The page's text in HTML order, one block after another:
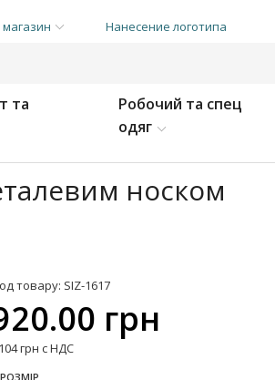
Нанесение логотипа
та
Робочий та спец
одяг
носком
товару: SIZ-1617
грн
грн с НДС
РОЗМІР